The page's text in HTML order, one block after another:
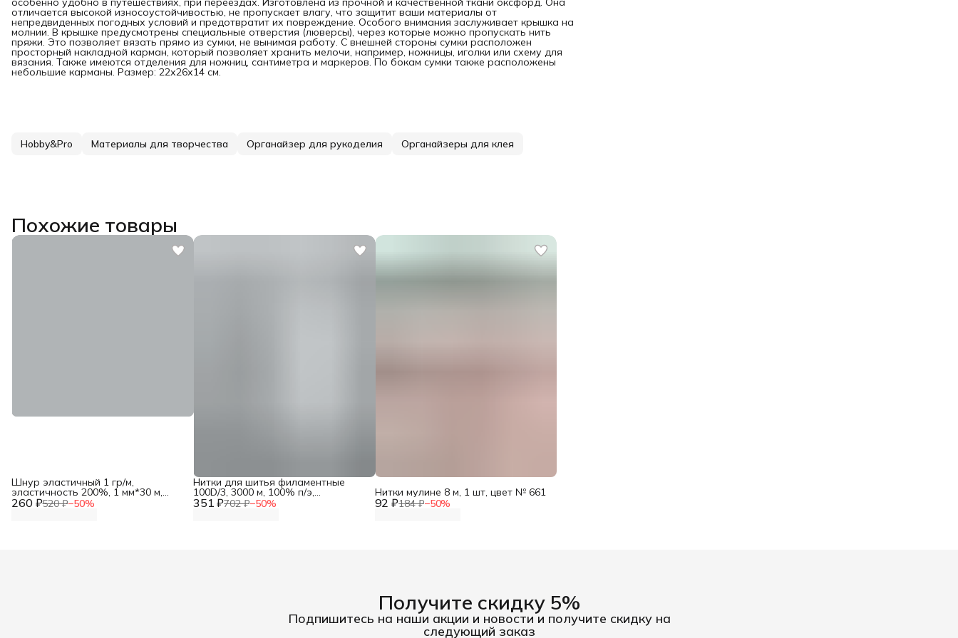
отличается высокой износоустойчивостью, не пропускает влагу, что защитит ваши материалы от
непредвиденных погодных условий и предотвратит их повреждение. Особого внимания заслуживает крышка на
молнии. В крышке предусмотрены специальные отверстия (люверсы), через которые можно пропускать нить
пряжи. Это позволяет вязать прямо из сумки, не вынимая работу. С внешней стороны сумки расположен
просторный накладной карман, который позволяет хранить мелочи, например, ножницы, иголки или схему для
вязания. Также имеются отделения для ножниц, сантиметра и маркеров. По бокам сумки также расположены
небольшие карманы. Размер: 22х26х14 см.
Hobby&Pro Материалы для творчества Органайзер для рукоделия Органайзеры для клея
Похожие товары
260 ₽520 ₽−50%
Шнур эластичный 1 гр/м,
эластичность 200%, 1 мм*30 м,
Айрис 351 ₽702 ₽−50%
Нитки для шитья филаментные
100D/3, 3000 м, 100% п/э,
Astra&Craft 92 ₽184 ₽−50%
Нитки мулине 8 м, 1 шт, цвет № 661
Получите скидку 5%
Подпишитесь на наши акции и новости и получите скидку на
следующий заказ